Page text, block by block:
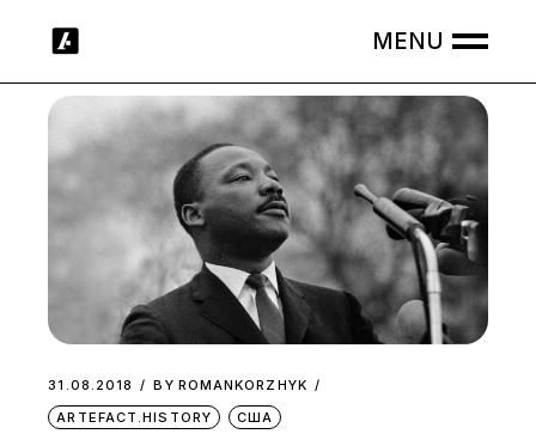
31.08.2018 BY ROMANKORZHYK
ARTEFACT.HISTORY
США